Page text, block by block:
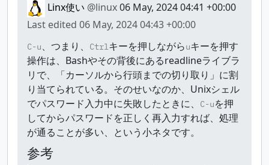
Linx使い @linux06 May, 2024 04:41 +00:00
Last edited 06 May, 2024 04:43 +00:00
C-u、つまり、 Ctrlキーを押しながらuキーを押す
操作は、Bashやその背後にあるreadlineライブラ
リで、「カーソルから行頭までの切り取り」に割
り当てられている。そのせいなのか、Unixシェル
でパスワード入力中に失敗したときに、
C-uを押
してからパスワードを正しく再入力すれば、処理
が通ることが多い、という小ネタです。
参考